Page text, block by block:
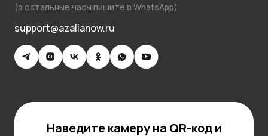
(в остальные часы пишите в WhatsApp)
support@azalianow.ru
Наведите камеру на QR-код и